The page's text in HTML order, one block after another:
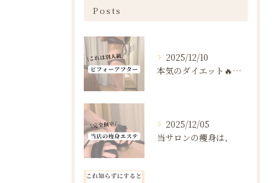
Posts
2025/12/10
本気のダイエット🔥🔥🔥
2025/12/05
当サロンの痩身は、